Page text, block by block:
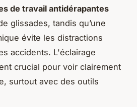
de travail antidérapantes
glissades, tandis qu’une
évite les distractions
accidents. L'éclairage
crucial pour voir clairement
surtout avec des outils